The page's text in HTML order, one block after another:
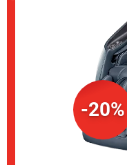
-20%